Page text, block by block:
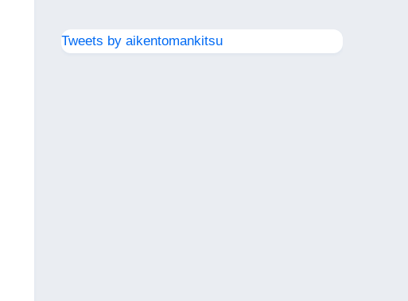
Tweets by aikentomankitsu